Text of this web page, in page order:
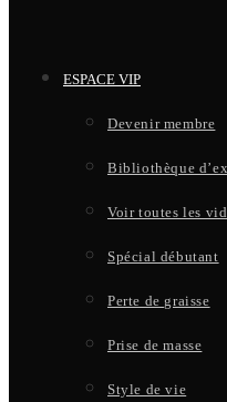
ESPACE VIP
Devenir membre
Bibliothèque
Voir toutes les
Spécial débutant
Perte de graisse
Prise de masse
Style de vie